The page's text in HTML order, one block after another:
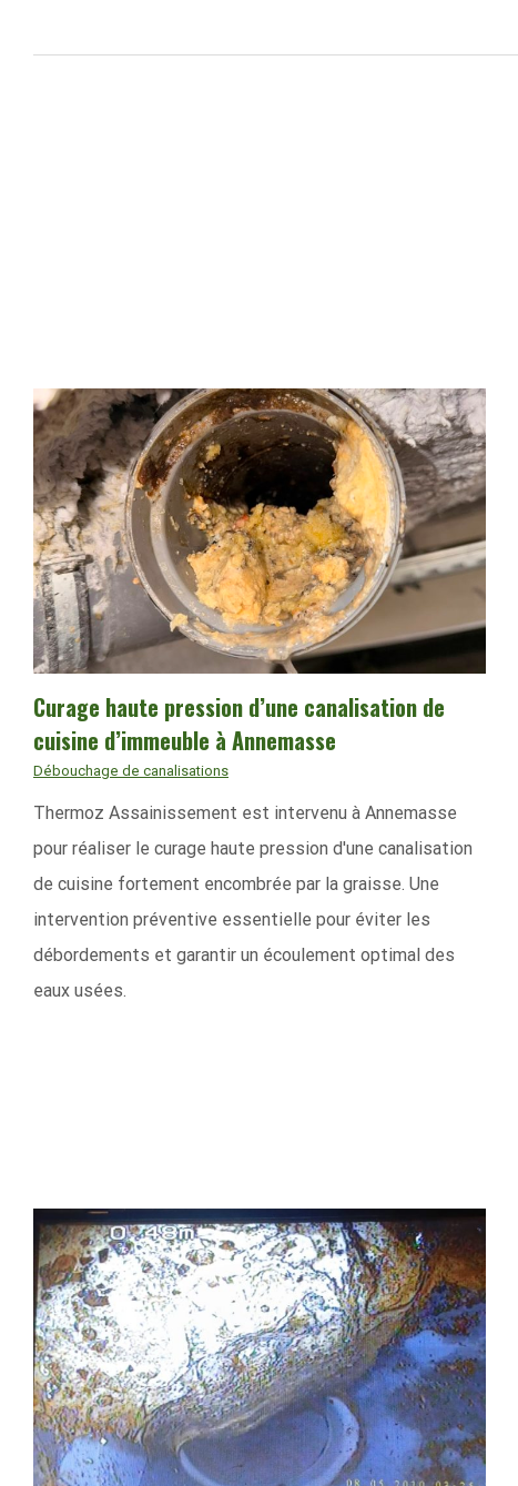
Curage haute pression d’une canalisation de
cuisine d’immeuble à Annemasse
Débouchage de canalisations
Thermoz Assainissement est intervenu à Annemasse
pour réaliser le curage haute pression d'une canalisation
de cuisine fortement encombrée par la graisse. Une
intervention préventive essentielle pour éviter les
débordements et garantir un écoulement optimal des
eaux usées.